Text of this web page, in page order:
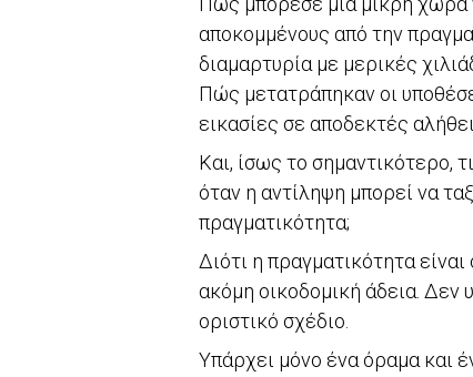
αποκομμένους από την
διαμαρτυρία με μερικές
Πώς μετατράπηκαν οι
εικασίες σε αποδεκτές
Και, ίσως το σημαντικότερο,
όταν η αντίληψη μπορεί να
πραγματικότητα;
Διότι η πραγματικότητα είναι
ακόμη οικοδομική άδεια. Δεν
οριστικό σχέδιο.
Υπάρχει μόνο ένα όραμα και